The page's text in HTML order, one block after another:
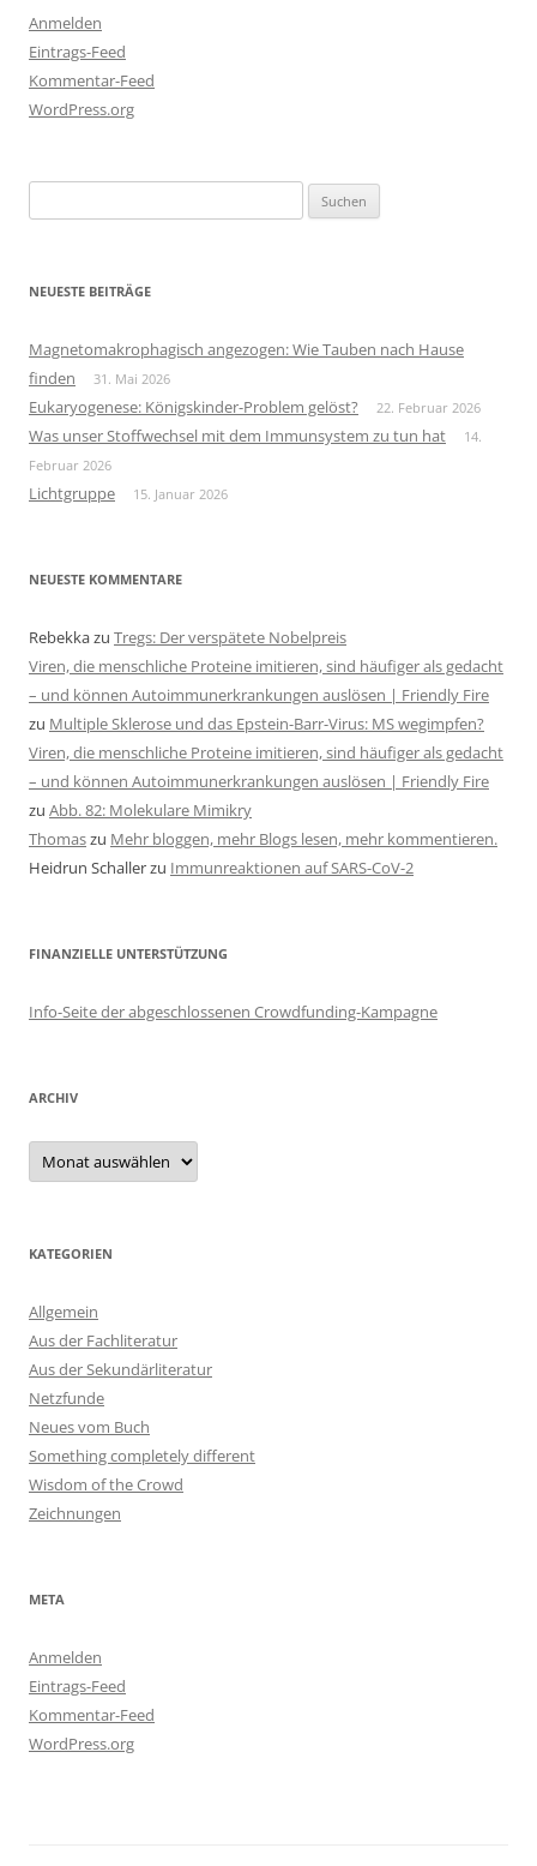
Anmelden
Eintrags-Feed
Kommentar-Feed
WordPress.org
nach:
NEUESTE BEITRÄGE
Magnetomakrophagisch angezogen: Wie Tauben nach Hause
finden
31. Mai 2026
Eukaryogenese: Königskinder-Problem gelöst? 22. Februar 2026
Was unser Stoffwechsel mit dem Immunsystem zu tun hat
14.
Februar 2026
Lichtgruppe 15. Januar 2026
NEUESTE KOMMENTARE
Rebekkazu Tregs: Der verspätete Nobelpreis
Viren, die menschliche Proteine imitieren, sind häufiger als gedacht
– und können Autoimmunerkrankungen auslösen | Friendly Fire
zu Multiple Sklerose und das Epstein-Barr-Virus: MS wegimpfen?
Viren, die menschliche Proteine imitieren, sind häufiger als gedacht
– und können Autoimmunerkrankungen auslösen | Friendly Fire
zu Abb. 82: Molekulare Mimikry
Thomaszu Mehr bloggen, mehr Blogs lesen, mehr kommentieren.
Heidrun Schallerzu Immunreaktionen auf SARS-CoV-2
FINANZIELLE UNTERSTÜTZUNG
Info-Seite der abgeschlossenen Crowdfunding-Kampagne
ARCHIV
Archiv
KATEGORIEN
Allgemein
Aus der Fachliteratur
Aus der Sekundärliteratur
Netzfunde
Neues vom Buch
Something completely different
Wisdom of the Crowd
Zeichnungen
META
Anmelden
Eintrags-Feed
Kommentar-Feed
WordPress.org